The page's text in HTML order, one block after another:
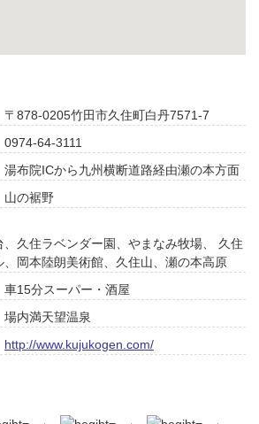
〒878-0205竹田市久住町白丹7571-7
0974-64-3111
湯布院ICから九州横断道路経由瀬の本方面
山の裾野
、久住ラベンダー園、やまなみ牧場、 久住
岡本陸朗美術館、久住山、瀬の本高原
車15分スーパー・酒屋
場内満天望温泉
http://www.kujukogen.com/